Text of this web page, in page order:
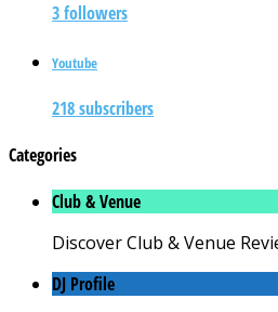
3 followers
Youtube
218 subscribers
Categories
Club & Venue
Discover Club & Venue
DJ Profile